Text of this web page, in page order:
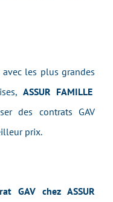
les plus grandes
ASSUR FAMILLE
des contrats GAV
prix.
GAV chez ASSUR